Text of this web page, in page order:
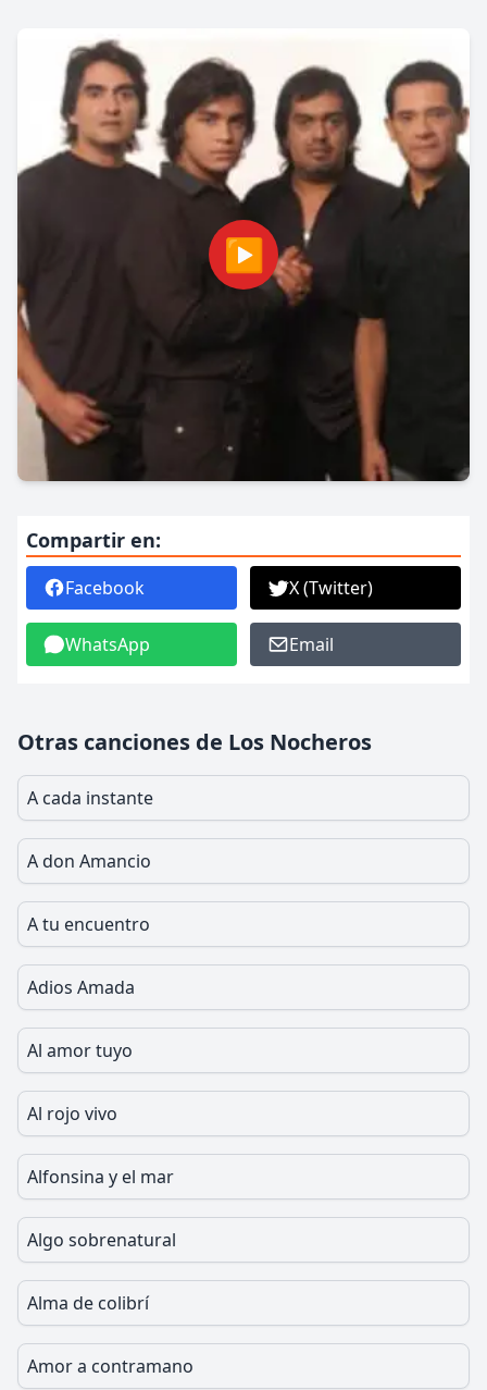
▶
Compartir en:
Facebook X (Twitter)
WhatsApp Email
Otras canciones de Los Nocheros
A cada instante
A don Amancio
A tu encuentro
Adios Amada
Al amor tuyo
Al rojo vivo
Alfonsina y el mar
Algo sobrenatural
Alma de colibrí
Amor a contramano